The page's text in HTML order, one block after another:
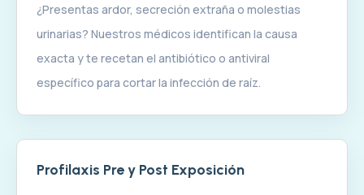
¿Presentas ardor, secreción extraña o molestias
urinarias? Nuestros médicos identifican la causa
exacta y te recetan el antibiótico o antiviral
específico para cortar la infección de raíz.
Profilaxis Pre y Post Exposición